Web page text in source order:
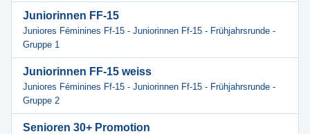
Juniorinnen FF-15
Juniores Féminines Ff-15 - Juniorinnen Ff-15 - Frühjahrsrunde -
Gruppe 1
Juniorinnen FF-15 weiss
Juniores Féminines Ff-15 - Juniorinnen Ff-15 - Frühjahrsrunde -
Gruppe 2
Senioren 30+ Promotion